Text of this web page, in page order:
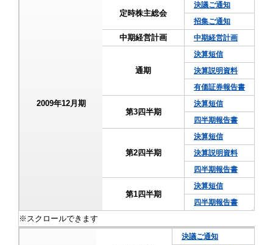
2009年12月期
定時株主総会
決議ご通知
招集ご通知
中期経営計画 中期経営計画
通期
決算短信
決算説明資料
有価証券報告書
第3四半期
決算短信
四半期報告書
第2四半期
決算短信
決算説明資料
四半期報告書
第1四半期
決算短信
四半期報告書
決議ご通知